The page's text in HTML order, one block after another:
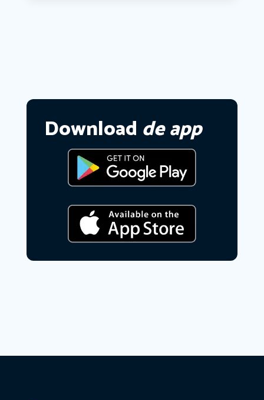
Download de app